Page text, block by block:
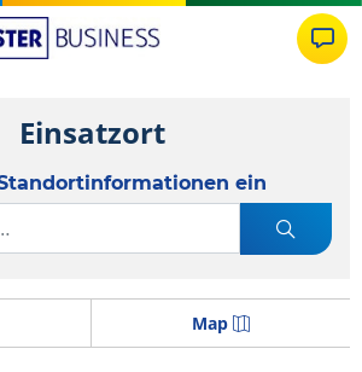
Einsatzort
ein
Map